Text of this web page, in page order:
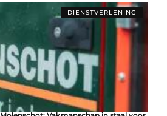
DIENSTVERLENING